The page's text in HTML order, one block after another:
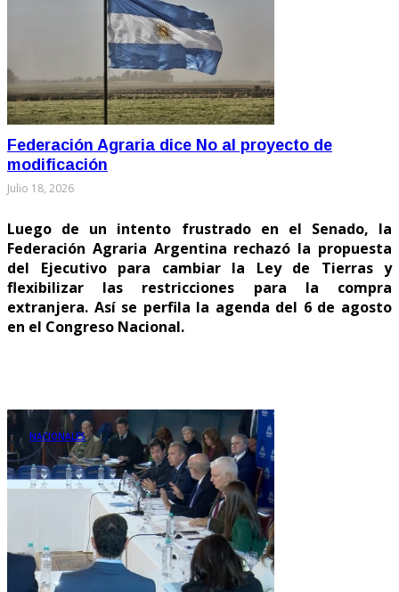
Federación Agraria dice No al proyecto de
modificación
Julio 18, 2026
Luego de un intento frustrado en el Senado, la
Federación Agraria Argentina rechazó la propuesta
del Ejecutivo para cambiar la Ley de Tierras y
flexibilizar las restricciones para la compra
extranjera. Así se perfila la agenda del 6 de agosto
en el Congreso Nacional.
NACIONALES